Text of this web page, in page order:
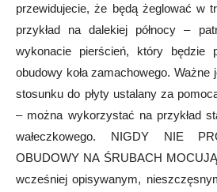
przewidujecie, że będą żeglować w
przykład na dalekiej północy –
wykonacie pierścień, który będzie
obudowy koła zamachowego. Ważne
stosunku do płyty ustalany za
– można wykorzystać na przykład
wałeczkowego. NIGDY NIE
OBUDOWY NA ŚRUBACH
wcześniej opisywanym,